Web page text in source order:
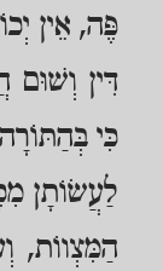
פֶּה, אֵין
דִּין
כִּי
לַעֲשׂוֹתָן
הַמִּצְווֹת,